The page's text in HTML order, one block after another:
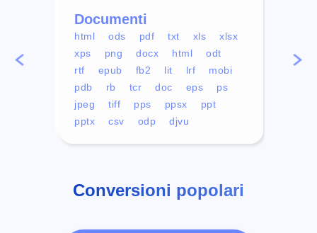
Documenti
html ods pdf txt xls
xlsx
xps
png docx html
odt
rtf
epub fb2 lit lrf
mobi
pdb
rb tcr doc eps
ps
jpeg
tiff pps ppsx
ppt
pptx
csv odp djvu
mp4
Conversioni popolari